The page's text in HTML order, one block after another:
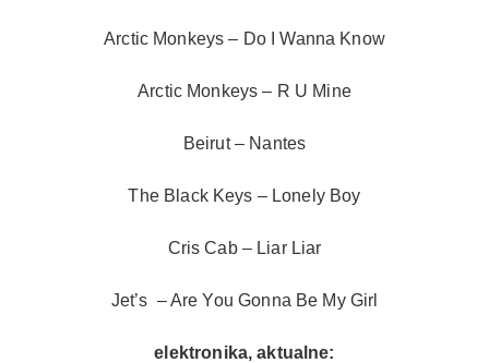
Arctic Monkeys – Do I Wanna Know
Arctic Monkeys – R U Mine
Beirut – Nantes
The Black Keys – Lonely Boy
Cris Cab – Liar Liar
Jet’s – Are You Gonna Be My Girl
elektronika, aktualne: